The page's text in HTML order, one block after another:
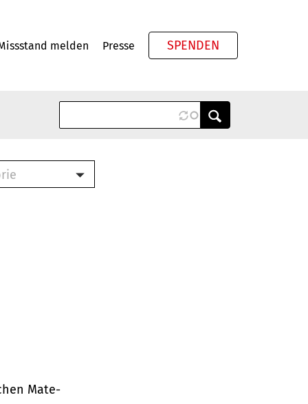
melden Presse SPENDEN
Mate­